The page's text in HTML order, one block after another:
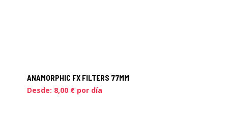
ANAMORPHIC FX FILTERS 77MM
Desde: 8,00 € por día